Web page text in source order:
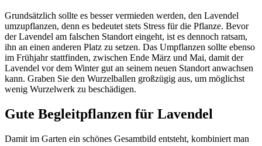
Grundsätzlich sollte es besser vermieden werden, den Lavendel
umzupflanzen, denn es bedeutet stets Stress für die Pflanze. Bevor
der Lavendel am falschen Standort eingeht, ist es dennoch ratsam,
ihn an einen anderen Platz zu setzen. Das Umpflanzen sollte ebenso
im Frühjahr stattfinden, zwischen Ende März und Mai, damit der
Lavendel vor dem Winter gut an seinem neuen Standort anwachsen
kann. Graben Sie den Wurzelballen großzügig aus, um möglichst
wenig Wurzelwerk zu beschädigen.
Gute Begleitpflanzen für Lavendel
Damit im Garten ein schönes Gesamtbild entsteht, kombiniert man